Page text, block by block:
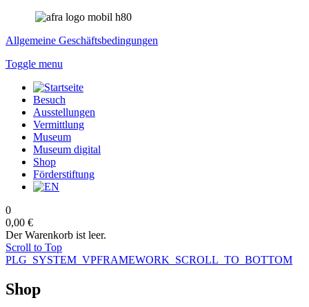
Allgemeine Geschäftsbedingungen
Toggle menu
Besuch
Ausstellungen
Vermittlung
Museum
Museum digital
Shop
Förderstiftung
0
0,00 €
Der Warenkorb ist leer.
Scroll to Top
PLG_SYSTEM_VPFRAMEWORK_SCROLL_TO_BOTTOM
Shop